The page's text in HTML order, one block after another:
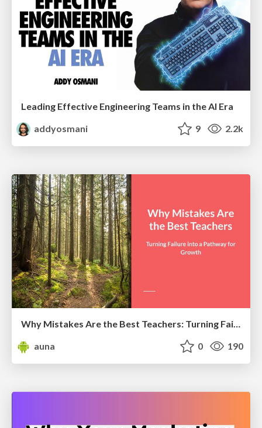
Leading Effective Engineering Teams in the AI Era
addyosmani
9 2.2k
Why Mistakes Are the Best Teachers: Turning Failure into a Pathway for Growth
auna
0 190